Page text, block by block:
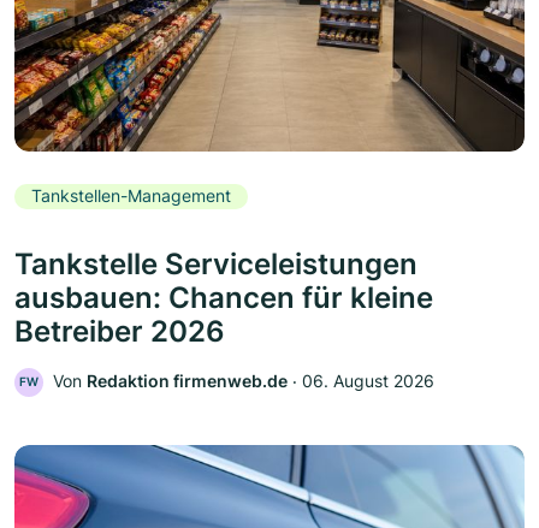
Tankstellen-Management
Tankstelle Serviceleistungen
ausbauen: Chancen für kleine
Betreiber 2026
FW Von Redaktion firmenweb.de ‧ 06. August 2026